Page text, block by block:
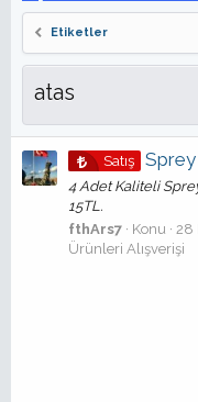
Etiketler
atas
Satış
4 Adet Kaliteli
15TL.
fthArs7
Konu 28
Ürünleri Alışverişi